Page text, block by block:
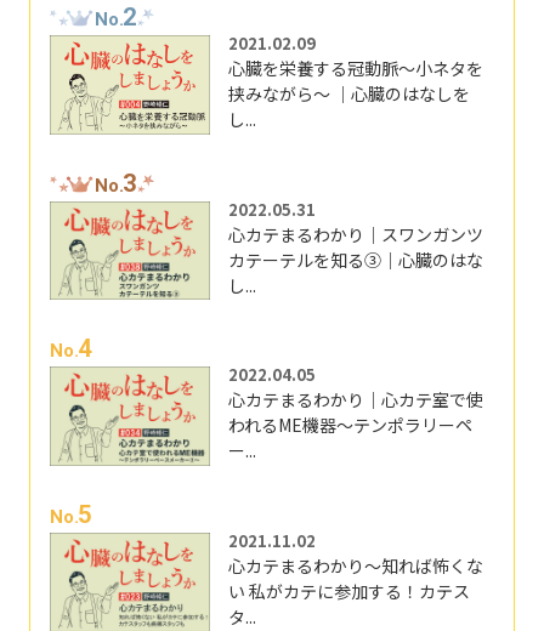
No.2
2021.02.09
心臓を栄養する冠動脈～小ネタを
挟みながら～ ｜心臓のはなしを
し...
No.3
2022.05.31
心カテまるわかり｜スワンガンツ
カテーテルを知る③｜心臓のはな
し...
No.4
2022.04.05
心カテまるわかり｜心カテ室で使
われるME機器～テンポラリーペ
ー...
No.5
2021.11.02
心カテまるわかり～知れば怖くな
い 私がカテに参加する！カテス
タ...